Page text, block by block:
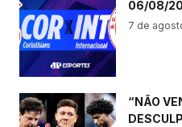
06/08/
7 de
“NÃO